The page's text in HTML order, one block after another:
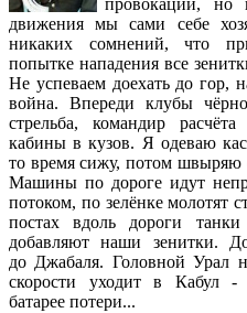
провокации, но
движения мы сами себе
никаких сомнений, что
попытке нападения все
Не успеваем доехать до гор,
война. Впереди клубы
стрельба, командир
кабины в кузов. Я одеваю
то время сижу, потом швыряю
Машины по дороге идут
потоком, по зелёнке молотят
постах вдоль дороги
добавляют наши зенитки.
до Джабаля. Головной Урал
скорости уходит в Кабул
батарее потери...